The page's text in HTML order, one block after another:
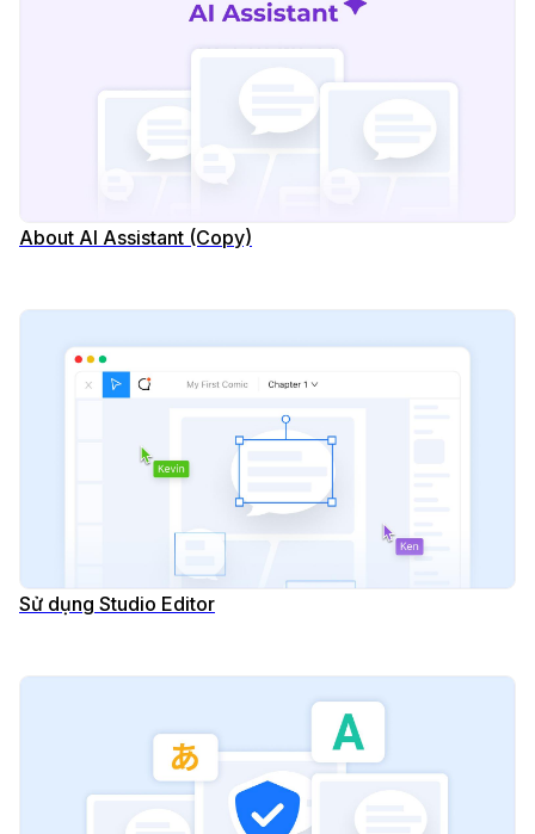
About AI Assistant (Copy)
Sử dụng Studio Editor